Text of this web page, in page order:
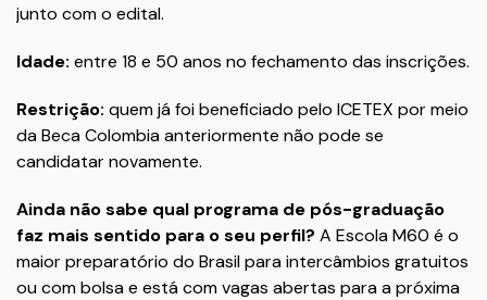
junto com o edital.
Idade: entre 18 e 50 anos no fechamento das inscrições.
Restrição: quem já foi beneficiado pelo ICETEX por meio
da Beca Colombia anteriormente não pode se
candidatar novamente.
Ainda não sabe qual programa de pós-graduação
faz mais sentido para o seu perfil? A Escola M60 é o
maior preparatório do Brasil para intercâmbios gratuitos
ou com bolsa e está com vagas abertas para a próxima